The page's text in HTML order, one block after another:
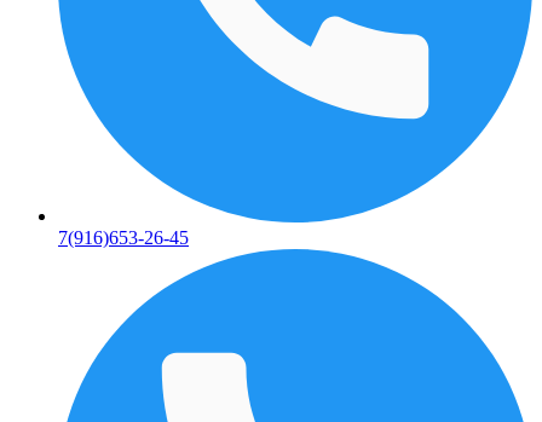
7(916)653-26-45